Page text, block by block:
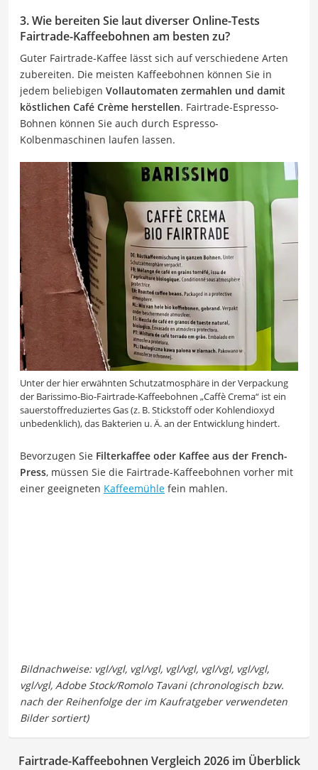
3. Wie bereiten Sie laut diverser Online-Tests
Fairtrade-Kaffeebohnen am besten zu?
Guter Fairtrade-Kaffee lässt sich auf verschiedene Arten
zubereiten. Die meisten Kaffeebohnen können Sie in
jedem beliebigen Vollautomaten zermahlen und damit
köstlichen Café Crème herstellen. Fairtrade-Espresso-
Bohnen können Sie auch durch Espresso-
Kolbenmaschinen laufen lassen.
Unter der hier erwähnten Schutzatmosphäre in der Verpackung
der Barissimo-Bio-Fairtrade-Kaffeebohnen „Caffè Crema“ ist ein
sauerstoffreduziertes Gas (z. B. Stickstoff oder Kohlendioxyd
unbedenklich), das Bakterien u. Ä. an der Entwicklung hindert.
Bevorzugen Sie Filterkaffee oder Kaffee aus der French-
Press, müssen Sie die Fairtrade-Kaffeebohnen vorher mit
einer geeigneten Kaffeemühle fein mahlen.
Fairtrade-Kaffeebohnen Vergleich 2026 im Überblick